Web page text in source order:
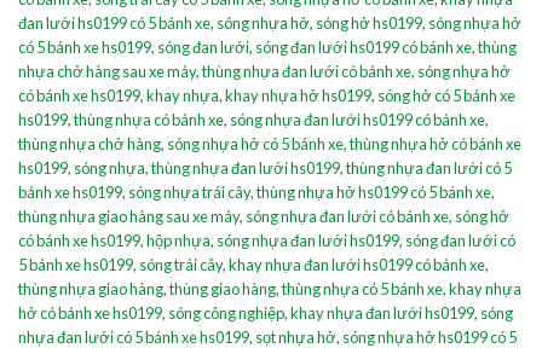
đan lưới hs0199 có 5 bánh xe, sóng nhựa hở, sóng hở hs0199, sóng nhựa hở
có 5 bánh xe hs0199, sóng đan lưới, sóng đan lưới hs0199 có bánh xe,thùng
nhựa chở hàng sau xe máy,thùng nhựa đan lưới có bánh xe, sóng nhựa hở
có bánh xe hs0199,khay nhựa,khay nhựa hở hs0199, sóng hở có 5 bánh xe
hs0199,thùng nhựa có bánh xe, sóng nhựa đan lưới hs0199 có bánh xe,
thùng nhựa chở hàng, sóng nhựa hở có 5 bánh xe,thùng nhựa hở có bánh xe
hs0199, sóng nhựa,thùng nhựa đan lưới hs0199,thùng nhựa đan lưới có 5
bánh xe hs0199, sóng nhựa trái cây,thùng nhựa hở hs0199 có 5 bánh xe,
thùng nhựa giao hàng sau xe máy, sóng nhựa đan lưới có bánh xe, sóng hở
có bánh xe hs0199,hộp nhựa, sóng nhựa đan lưới hs0199, sóng đan lưới có
5 bánh xe hs0199, sóng trái cây,khay nhựa đan lưới hs0199 có bánh xe,
thùng nhựa giao hàng,thùng giao hàng,thùng nhựa có 5 bánh xe,khay nhựa
hở có bánh xe hs0199, sóng công nghiệp,khay nhựa đan lưới hs0199, sóng
nhựa đan lưới có 5 bánh xe hs0199, sọt nhựa hở, sóng nhựa hở hs0199 có 5